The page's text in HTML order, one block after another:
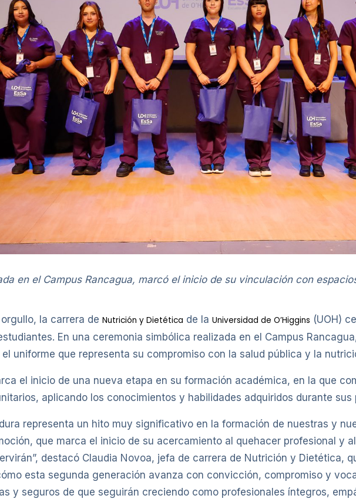
en el Campus Rancagua, marcó el inicio de su vinculación con
la carrera de Nutrición y Dietética de la Universidad de O’Higgins (UOH)
En una ceremonia simbólica realizada en el Campus
uniforme que representa su compromiso con la salud pública y la
el inicio de una nueva etapa en su formación académica, en la que
aplicando los conocimientos y habilidades adquiridos durante sus
representa un hito muy significativo en la formación de nuestras y
que marca el inicio de su acercamiento al quehacer profesional y
destacó Claudia Novoa, jefa de carrera de Nutrición y Dietética,
esta segunda generación avanza con convicción, compromiso y
y seguros de que seguirán creciendo como profesionales íntegros,